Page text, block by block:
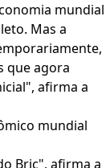
mundial
Mas a
que agora
afirma a
mundial
Bric", afirma a